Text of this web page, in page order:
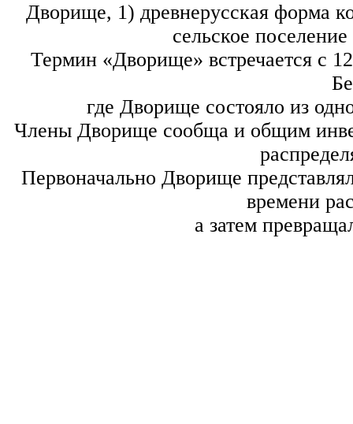
Дворище, 1) древнерусская форма
сельское
Термин «Дворище» встречается с
где Дворище состояло из
Члены Дворище сообща и общим
Первоначально Дворище
времени
а затем